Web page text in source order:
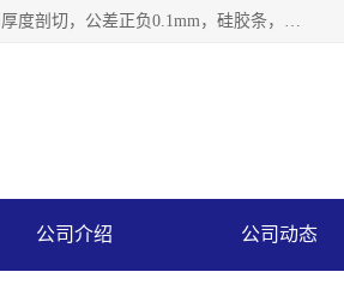
深圳市利源胶粘制品有限公司专业生产，井上泡棉，CR泡棉，EPDM泡棉，PORON泡棉厚度剖切，公差正负0.1mm，硅胶条，脚垫，异形一次成型，雕刻EVA海绵；包装材料:精密仪器、医疗器具、运输时缓冲、防震材料。建筑:住房装潢材料、房屋门窗密封；轻便、强韧性：轻便并且具有较强的韧性，良好的耐油性与耐溶剂性。隔热性：导热性低具有优越的保温性，具有的回弹性。
公司介绍 公司动态